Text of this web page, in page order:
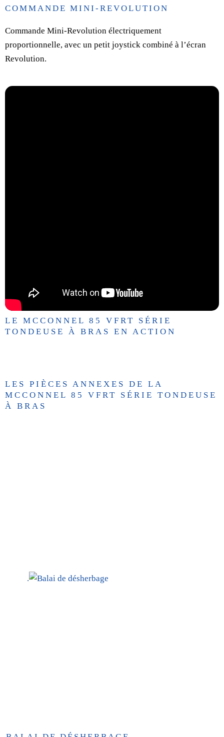
COMMANDE MINI-REVOLUTION
Commande Mini-Revolution électriquement
proportionnelle, avec un petit joystick combiné à l’écran
Revolution.
LE MCCONNEL 85 VFRT SÉRIE
TONDEUSE À BRAS EN ACTION
LES PIÈCES ANNEXES DE LA
MCCONNEL 85 VFRT SÉRIE TONDEUSE
À BRAS
.